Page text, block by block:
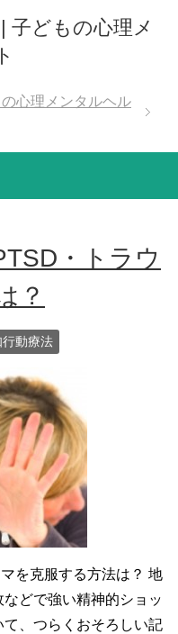
子どもの心理メ
心理メンタルヘル
・トラウ
？
行動療法
を克服する方法は？ 地
どで強い精神的ショッ
、つらくおそろしい記